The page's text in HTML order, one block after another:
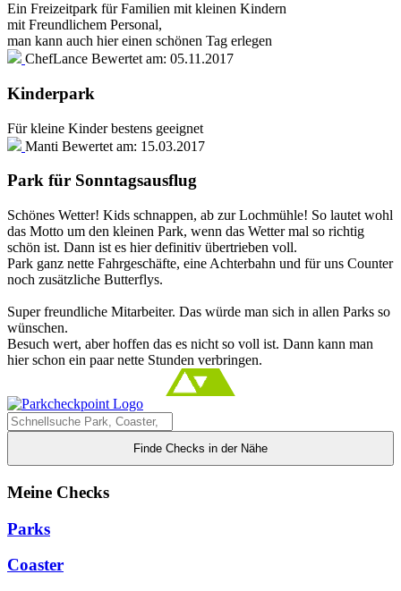
Ein Freizeitpark für Familien mit kleinen Kindern
mit Freundlichem Personal,
man kann auch hier einen schönen Tag erlegen
ChefLance Bewertet am: 05.11.2017
Kinderpark
Für kleine Kinder bestens geeignet
Manti Bewertet am: 15.03.2017
Park für Sonntagsausflug
Schönes Wetter! Kids schnappen, ab zur Lochmühle! So lautet wohl
das Motto um den kleinen Park, wenn das Wetter mal so richtig
schön ist. Dann ist es hier definitiv übertrieben voll.
Park ganz nette Fahrgeschäfte, eine Achterbahn und für uns Counter
noch zusätzliche Butterflys.
Super freundliche Mitarbeiter. Das würde man sich in allen Parks so
wünschen.
Besuch wert, aber hoffen das es nicht so voll ist. Dann kann man
hier schon ein paar nette Stunden verbringen.
Finde Checks in der Nähe
Meine Checks
Parks
Coaster